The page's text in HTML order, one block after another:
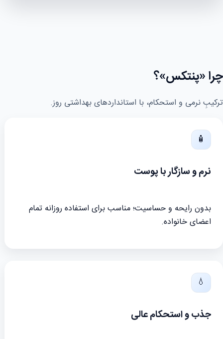
چرا «پنتکس»؟
ترکیبِ نرمی و استحکام، با استانداردهای بهداشتی روز.
🧴
نرم و سازگار با پوست
بدون رایحه و حساسیت‌؛ مناسب برای استفاده روزانه تمام
اعضای خانواده.
💧
جذب و استحکام عالی